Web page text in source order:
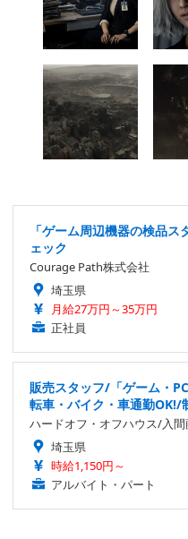
「ゲーム周辺機器の検品
ェック
Courage Path株式会社
埼玉県
月給27万円～35万円
正社員
販売スタッフ/「ゲーム・
転車・バイク・車通勤
ハードオフ・オフハウス/入
埼玉県
時給1,150円～
アルバイト・パート